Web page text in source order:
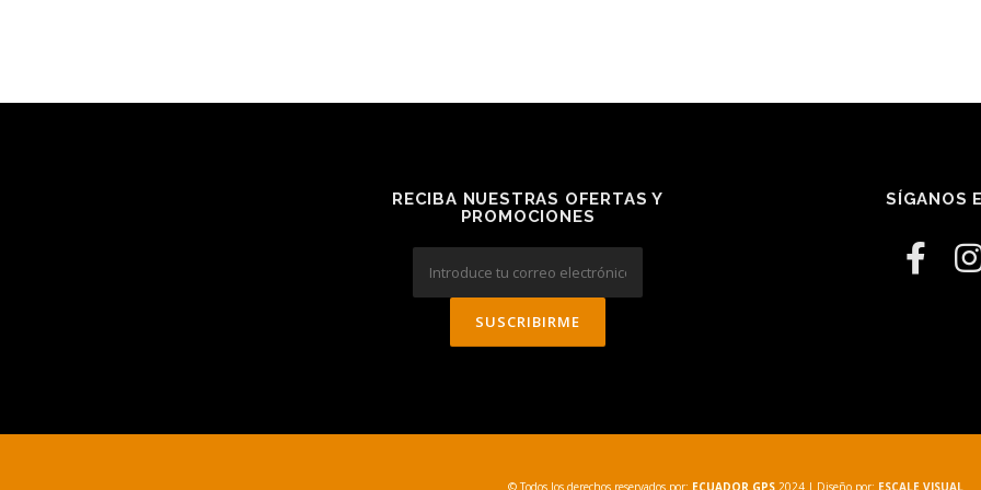
RECIBA NUESTRAS OFERTAS Y
PROMOCIONES
SÍGANOS
© Todos los derechos reservados por: ECUADOR GPS 2024 | Diseño por: ESCALE VISUAL